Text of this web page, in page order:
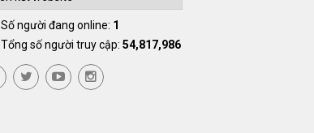
Số người đang online: 1
Tổng số người truy cập:54,817,986